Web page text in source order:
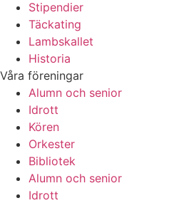
Stipendier
Täckating
Lambskallet
Historia
Våra föreningar
Alumn och senior
Idrott
Kören
Orkester
Bibliotek
Alumn och senior
Idrott